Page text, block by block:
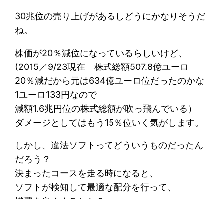
30兆位の売り上げがあるしどうにかなりそうだ
ね。
株価が20％減位になっているらしいけど、
(2015／9/23現在 株式総額507.8億ユーロ
20％減だから元は634億ユーロ位だったのかな
1ユーロ133円なので
減額1.6兆円位の株式総額が吹っ飛んでいる）
ダメージとしてはもう15％位いく気がします。
しかし、違法ソフトってどういうものだったん
だろう？
決まったコースを走る時になると、
ソフトが検知して最適な配分を行って、